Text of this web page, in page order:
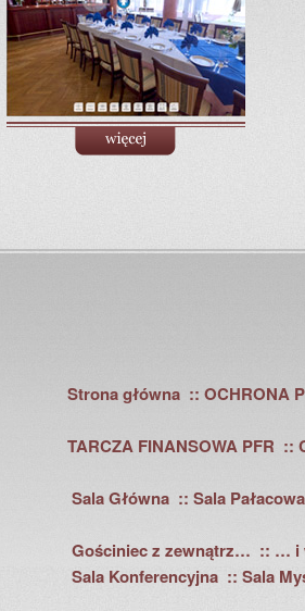
Strona główna OCHRONA
TARCZA FINANSOWA PFR
Sala Główna
Sala Pałacowa
Gościniec z zewnątrz…
… i
Sala Konferencyjna
Sala